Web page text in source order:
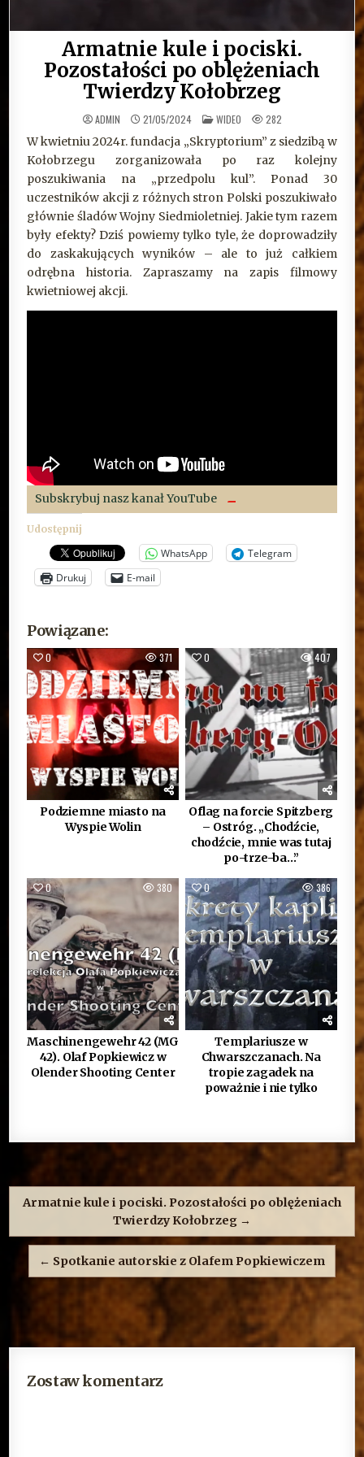
Armatnie kule i pociski.
Pozostałości po oblężeniach
Twierdzy Kołobrzeg
ADMIN 21/05/2024 OPUBLIKOWANE
W
WIDEO 282
W kwietniu 2024r. fundacja „Skryptorium” z siedzibą w
Kołobrzegu zorganizowała po raz kolejny
poszukiwania na „przedpolu kul”. Ponad 30
uczestników akcji z różnych stron Polski poszukiwało
głównie śladów Wojny Siedmioletniej. Jakie tym razem
były efekty? Dziś powiemy tylko tyle, że doprowadziły
do zaskakujących wyników – ale to już całkiem
odrębna historia. Zapraszamy na zapis filmowy
kwietniowej akcji.
Subskrybuj nasz kanał YouTube
Udostępnij
WhatsApp
Telegram
Drukuj
E-mail
Powiązane:
0 371
Podziemne miasto na
Wyspie Wolin
0 407
Oflag na forcie Spitzberg
– Ostróg. „Chodźcie,
chodźcie, mnie was tutaj
po-trze-ba…”
0 380
Maschinengewehr 42 (MG
42). Olaf Popkiewicz w
Olender Shooting Center
0 386
Templariusze w
Chwarszczanach. Na
tropie zagadek na
poważnie i nie tylko
Nawigacja
wpisu
Armatnie kule i pociski. Pozostałości po oblężeniach
Twierdzy Kołobrzeg →
← Spotkanie autorskie z Olafem Popkiewiczem
Zostaw komentarz